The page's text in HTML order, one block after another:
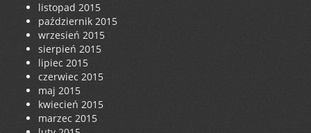
listopad 2015
październik 2015
wrzesień 2015
sierpień 2015
lipiec 2015
czerwiec 2015
maj 2015
kwiecień 2015
marzec 2015